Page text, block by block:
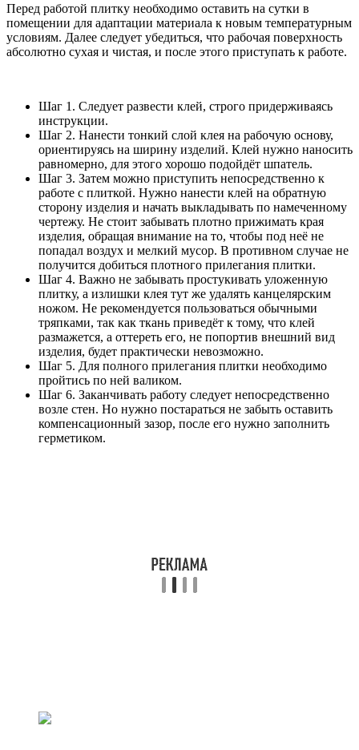
Перед работой плитку необходимо оставить на сутки в
помещении для адаптации материала к новым температурным
условиям. Далее следует убедиться, что рабочая поверхность
абсолютно сухая и чистая, и после этого приступать к работе.
Шаг 1. Следует развести клей, строго придерживаясь
инструкции.
Шаг 2. Нанести тонкий слой клея на рабочую основу,
ориентируясь на ширину изделий. Клей нужно наносить
равномерно, для этого хорошо подойдёт шпатель.
Шаг 3. Затем можно приступить непосредственно к
работе с плиткой. Нужно нанести клей на обратную
сторону изделия и начать выкладывать по намеченному
чертежу. Не стоит забывать плотно прижимать края
изделия, обращая внимание на то, чтобы под неё не
попадал воздух и мелкий мусор. В противном случае не
получится добиться плотного прилегания плитки.
Шаг 4. Важно не забывать простукивать уложенную
плитку, а излишки клея тут же удалять канцелярским
ножом. Не рекомендуется пользоваться обычными
тряпками, так как ткань приведёт к тому, что клей
размажется, а оттереть его, не попортив внешний вид
изделия, будет практически невозможно.
Шаг 5. Для полного прилегания плитки необходимо
пройтись по ней валиком.
Шаг 6. Заканчивать работу следует непосредственно
возле стен. Но нужно постараться не забыть оставить
компенсационный зазор, после его нужно заполнить
герметиком.